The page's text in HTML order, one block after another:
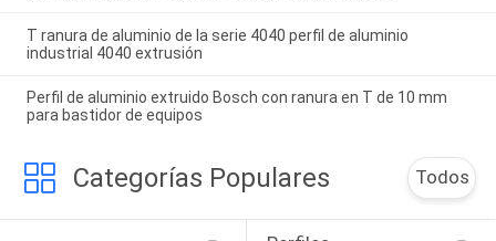
T ranura de aluminio de la serie 4040 perfil de aluminio
industrial 4040 extrusión
Perfil de aluminio extruido Bosch con ranura en T de 10 mm
para bastidor de equipos
Categorías Populares Todos